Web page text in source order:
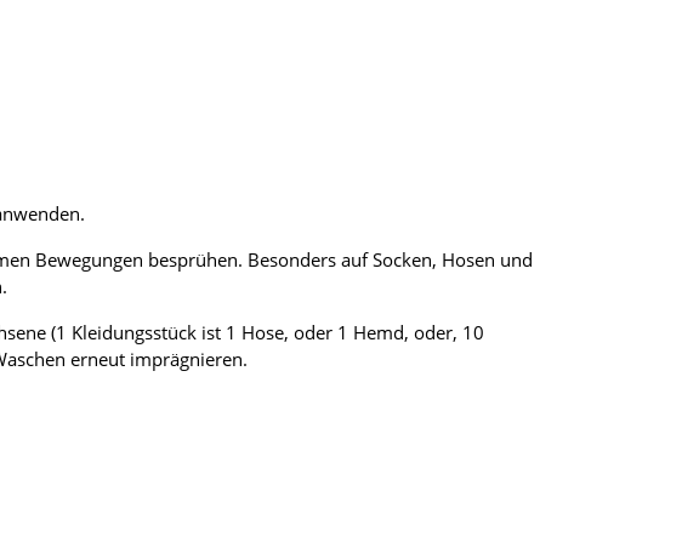
Bewegungen besprühen. Besonders auf Socken, Hosen und
(1 Kleidungsstück ist 1 Hose, oder 1 Hemd, oder, 10
erneut imprägnieren.